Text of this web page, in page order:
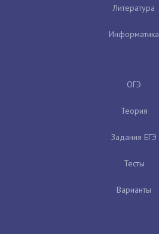
Литература
Информатика
ОГЭ
Теория
Задания ЕГЭ
Тесты
Варианты